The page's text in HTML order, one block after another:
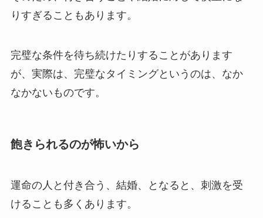
りすぎることもあります。
完璧な条件を待ち続けたりすることがあります
が、実際は、完璧なタイミングというのは、なか
なかないものです。
飽きられるのが怖いから
運命の人と付き合う、結婚、となると、刺激を受
けることも多くあります。